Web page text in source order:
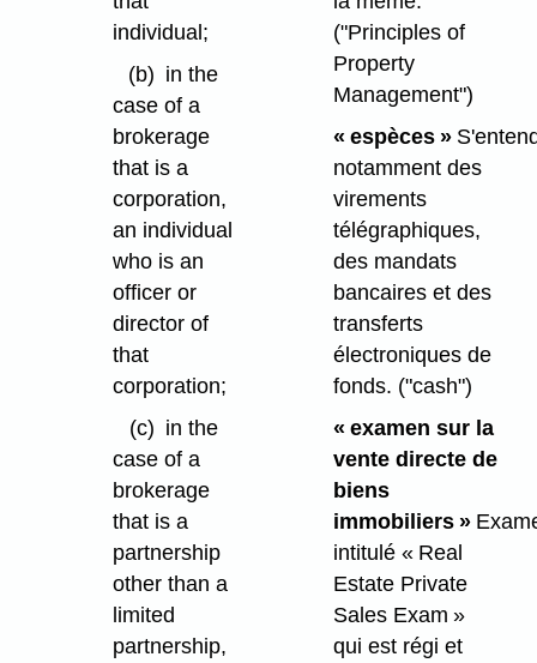
individual;
(b) in the
case of a
brokerage
that is a
corporation,
an individual
who is an
officer or
director of
that
corporation;
(c) in the
case of a
brokerage
that is a
partnership
other than a
limited
partnership,
("Principles of
Property
Management")
« espèces »
notamment des
virements
télégraphiques,
des mandats
bancaires et des
transferts
électroniques de
fonds. ("cash")
« examen sur la
vente directe de
biens
immobiliers »
intitulé « Real
Estate Private
Sales Exam »
qui est régi et